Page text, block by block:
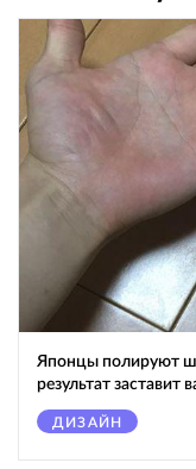
Японцы полируют
результат заставит
ДИЗАЙН